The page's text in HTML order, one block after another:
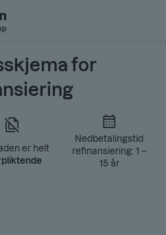
for
er helt
Nedbetalingstid
refinansiering: 1 –
15 år